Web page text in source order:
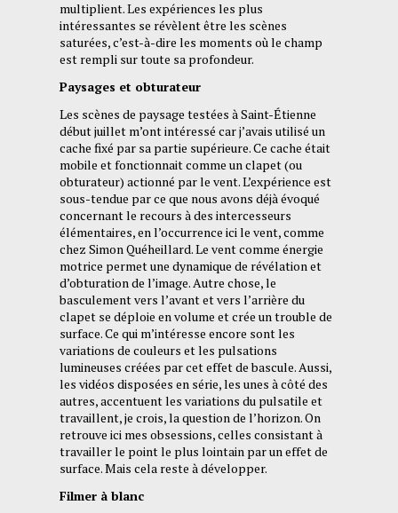
multiplient. Les expériences les plus
intéressantes se révèlent être les scènes
saturées, c’est-à-dire les moments où le champ
est rempli sur toute sa profondeur.
Paysages et obturateur
Les scènes de paysage testées à Saint-Étienne
début juillet m’ont intéressé car j’avais utilisé un
cache fixé par sa partie supérieure. Ce cache était
mobile et fonctionnait comme un clapet (ou
obturateur) actionné par le vent. L’expérience est
sous-tendue par ce que nous avons déjà évoqué
concernant le recours à des intercesseurs
élémentaires, en l’occurrence ici le vent, comme
chez Simon Quéheillard. Le vent comme énergie
motrice permet une dynamique de révélation et
d’obturation de l’image. Autre chose, le
basculement vers l’avant et vers l’arrière du
clapet se déploie en volume et crée un trouble de
surface. Ce qui m’intéresse encore sont les
variations de couleurs et les pulsations
lumineuses créées par cet effet de bascule. Aussi,
les vidéos disposées en série, les unes à côté des
autres, accentuent les variations du pulsatile et
travaillent, je crois, la question de l’horizon. On
retrouve ici mes obsessions, celles consistant à
travailler le point le plus lointain par un effet de
surface. Mais cela reste à développer.
Filmer à blanc